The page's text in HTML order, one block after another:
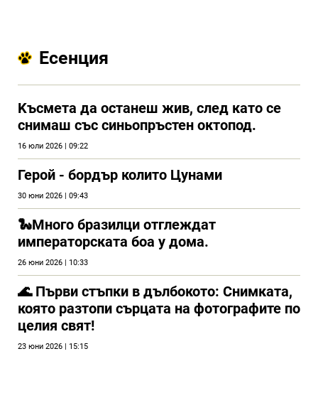
Есенция
Kъсмета да останеш жив, след като се
снимаш със синьопръстен октопод.
16 юли 2026 | 09:22
Герой - бордър колито Цунами
30 юни 2026 | 09:43
🐍Много бразилци отглеждат
императорската боа у дома.
26 юни 2026 | 10:33
🌊 Първи стъпки в дълбокото: Снимката,
която разтопи сърцата на фотографите по
целия свят!
23 юни 2026 | 15:15